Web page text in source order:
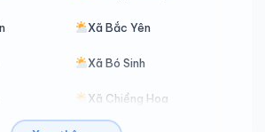
Xã Bắc Yên
Xã Bó Sinh
Xã Chiềng Hoa